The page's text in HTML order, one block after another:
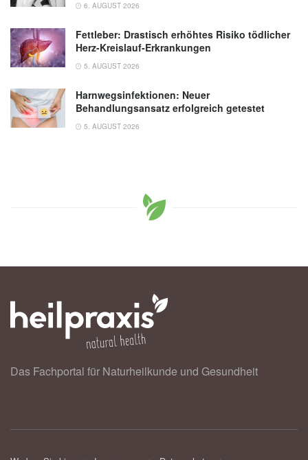
6. AUGUST 2026
Fettleber: Drastisch erhöhtes Risiko tödlicher
Herz-Kreislauf-Erkrankungen
5. AUGUST 2026
Harnwegsinfektionen: Neuer
Behandlungsansatz erfolgreich getestet
5. AUGUST 2026
Das Fachportal für Naturheilkunde und Gesundheit